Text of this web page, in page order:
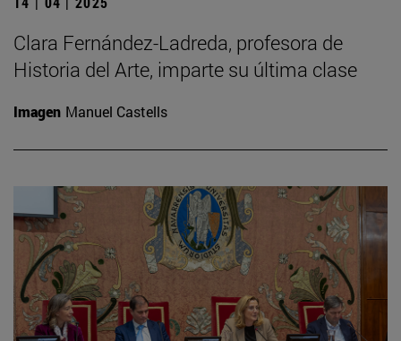
Clara Fernández-Ladreda, profesora de
Historia del Arte, imparte su última clase
Imagen Manuel Castells